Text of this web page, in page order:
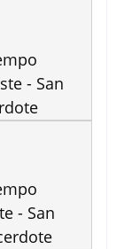
- San
- San